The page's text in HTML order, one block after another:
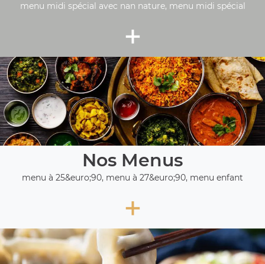
menu midi spécial avec nan nature, menu midi spécial
+
Nos Menus
menu à 25&euro;90, menu à 27&euro;90, menu enfant
+